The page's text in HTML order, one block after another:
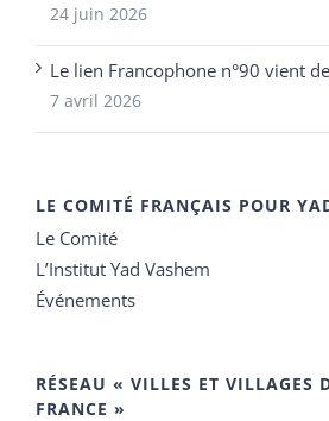
24 juin 2026
Le lien Francophone n°90 vient
7 avril 2026
LE COMITÉ FRANÇAIS POUR
Le Comité
L’Institut Yad Vashem
Événements
RÉSEAU « VILLES ET VILLAGES
FRANCE »